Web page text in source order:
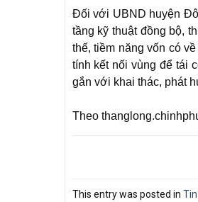
Đối với UBND huyện
tầng kỹ thuật đồng bộ,
thế, tiềm năng vốn có
tính kết nối vùng để tái
gắn với khai thác, phát
Theo
This entry was posted in